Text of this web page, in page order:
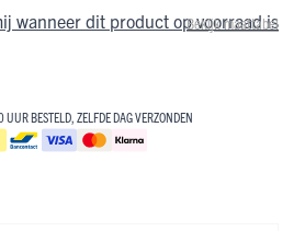
Bekijk maattabel
wanneer dit product op voorraad is
BESTELD, ZELFDE DAG VERZONDEN